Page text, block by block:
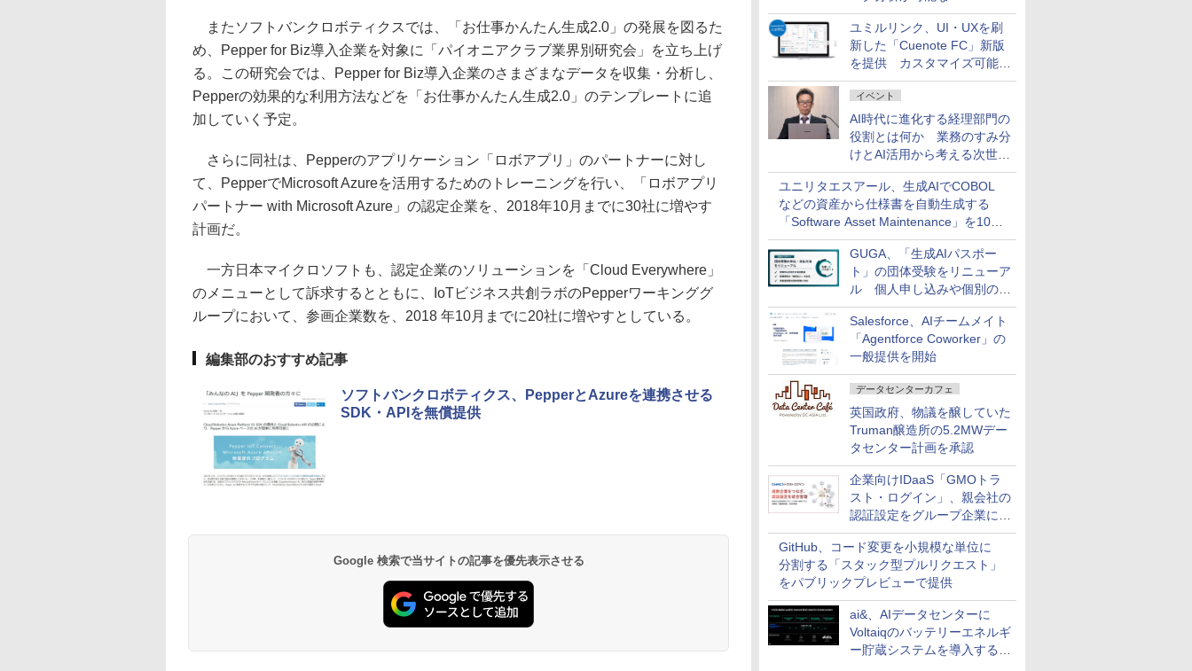
AI ASSIST」を9月より提供
ユミルリンク、UI・UXを刷
新した「Cuenote FC」新版
を提供 カスタマイズ可能な
ダッシュボード画面を搭載
イベント
AI時代に進化する経理部門の
役割とは何か 業務のすみ分
けとAI活用から考える次世代
ファイナンス戦略
ユニリタエスアール、生成AIでCOBOL
などの資産から仕様書を自動生成する
「Software Asset Maintenance」を10月
に発売
GUGA、「生成AIパスポー
ト」の団体受験をリニューア
ル 個人申し込みや個別の支
払いなどに対応
Salesforce、AIチームメイト
「Agentforce Coworker」の
一般提供を開始
データセンターカフェ
英国政府、物議を醸していた
Truman醸造所の5.2MWデー
タセンター計画を承認
企業向けIDaaS「GMOトラ
スト・ログイン」、親会社の
認証設定をグループ企業に展
開できる新機能を提供
GitHub、コード変更を小規模な単位に
分割する「スタック型プルリクエスト」
をパブリックプレビューで提供
ai&、AIデータセンターに
Voltaiqのバッテリーエネルギ
ー貯蔵システムを導入する計
またソフトバンクロボティクスでは、「お仕事かんたん生成2.0」の発展を図るた
め、Pepper for Biz導入企業を対象に「パイオニアクラブ業界別研究会」を立ち上げ
る。この研究会では、Pepper for Biz導入企業のさまざまなデータを収集・分析し、
Pepperの効果的な利用方法などを「お仕事かんたん生成2.0」のテンプレートに追
加していく予定。
さらに同社は、Pepperのアプリケーション「ロボアプリ」のパートナーに対し
て、PepperでMicrosoft Azureを活用するためのトレーニングを行い、「ロボアプリ
パートナー with Microsoft Azure」の認定企業を、2018年10月までに30社に増やす
計画だ。
一方日本マイクロソフトも、認定企業のソリューションを「Cloud Everywhere」
のメニューとして訴求するとともに、IoTビジネス共創ラボのPepperワーキンググ
ループにおいて、参画企業数を、2018 年10月までに20社に増やすとしている。
編集部のおすすめ記事
ソフトバンクロボティクス、PepperとAzureを連携させる
SDK・APIを無償提供
Google 検索で当サイトの記事を優先表示させる